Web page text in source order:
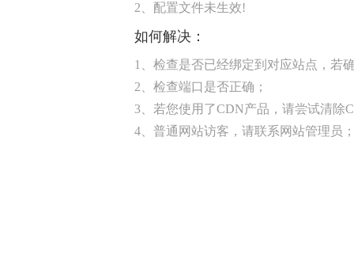
2、配置文件未生效!
如何解决：
1、检查是否已经绑定到对应站点，若
2、检查端口是否正确；
3、若您使用了CDN产品，请尝试清除
4、普通网站访客，请联系网站管理员